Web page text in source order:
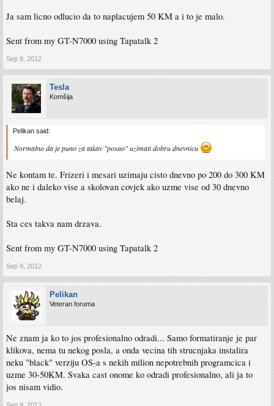
Ja sam licno odlucio da to naplacujem 50 KM a i to je malo.
Sent from my GT-N7000 using Tapatalk 2
Sep 9, 2012
Tesla
Komšija
Pelikan said:
Normalno da je puno za takav "posao" uzimati dobru dnevnicu
Ne kontam te. Frizeri i mesari uzimaju cisto dnevno po 200 do 300 KM
ako ne i daleko vise a skolovan covjek ako uzme vise od 30 dnevno
belaj.
Sta ces takva nam drzava.
Sent from my GT-N7000 using Tapatalk 2
Sep 9, 2012
Pelikan
Veteran foruma
Ne znam ja ko to jos profesionalno odradi... Samo formatiranje je par
klikova, nema tu nekog posla, a onda vecina tih strucnjaka instalira
neku "black" verziju OS-a s nekih milion nepotrebnih programcica i
uzme 30-50KM. Svaka cast onome ko odradi profesionalno, ali ja to
jos nisam vidio.
Sep 9, 2012